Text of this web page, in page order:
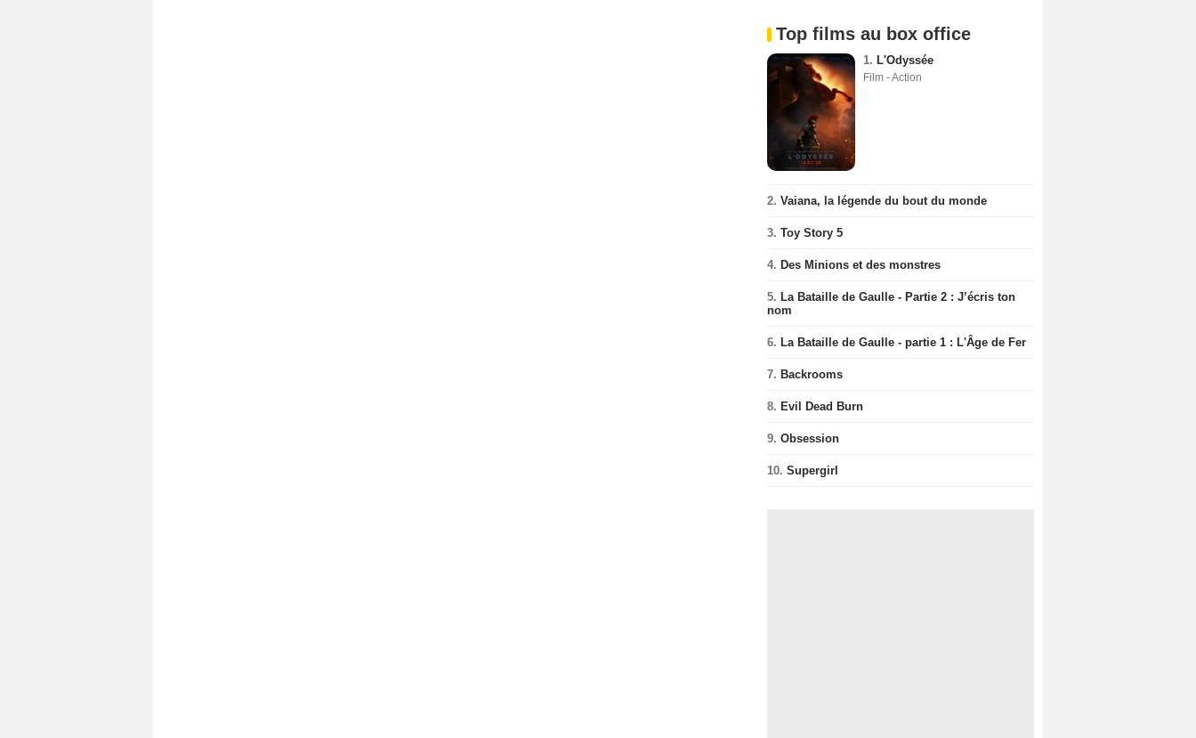
Top films au box office
1. L'Odyssée
Film - Action
2. Vaiana, la légende du bout du monde
3. Toy Story 5
4. Des Minions et des monstres
5. La Bataille de Gaulle - Partie 2 : J’écris ton
nom
6. La Bataille de Gaulle - partie 1 : L'Âge de Fer
7. Backrooms
8. Evil Dead Burn
9. Obsession
10. Supergirl